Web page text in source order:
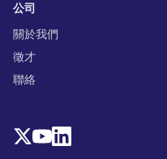
公司
關於我們
徵才
聯絡